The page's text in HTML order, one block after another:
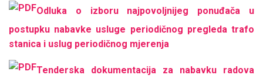
Odluka o izboru najpovoljnijeg ponuđača u
postupku nabavke usluge periodičnog pregleda trafo
stanica i uslug periodičnog mjerenja
Tenderska dokumentacija za nabavku radova